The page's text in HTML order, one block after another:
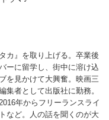
カ』を取り上げる。卒業後
ーに留学し、街中に溶け込
を見かけて大興奮。映画三
集者として出版社に勤務。
年からフリーランスライ
など。人の話を聞くのが大